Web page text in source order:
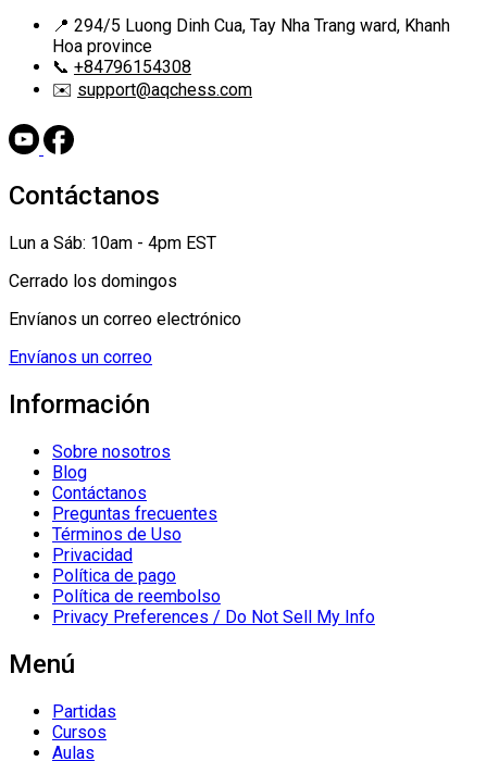
📍 294/5 Luong Dinh Cua, Tay Nha Trang ward, Khanh
Hoa province
📞 +84796154308
✉️ support@aqchess.com
Contáctanos
Lun a Sáb: 10am - 4pm EST
Cerrado los domingos
Envíanos un correo electrónico
Envíanos un correo
Información
Sobre nosotros
Blog
Contáctanos
Preguntas frecuentes
Términos de Uso
Privacidad
Política de pago
Política de reembolso
Privacy Preferences / Do Not Sell My Info
Menú
Partidas
Cursos
Aulas